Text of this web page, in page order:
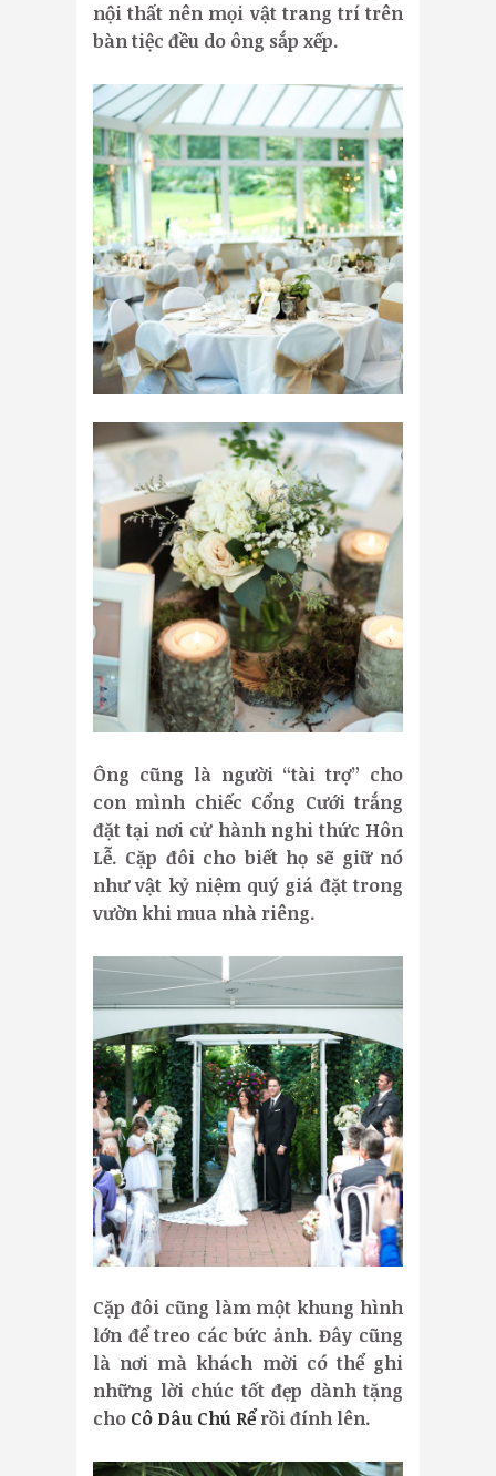
nội thất nên mọi vật trang trí trên
bàn tiệc đều do ông sắp xếp.
Ông cũng là người “tài trợ” cho
con mình chiếc Cổng Cưới trắng
đặt tại nơi cử hành nghi thức Hôn
Lễ. Cặp đôi cho biết họ sẽ giữ nó
như vật kỷ niệm quý giá đặt trong
vườn khi mua nhà riêng.
Cặp đôi cũng làm một khung hình
lớn để treo các bức ảnh. Đây cũng
là nơi mà khách mời có thể ghi
những lời chúc tốt đẹp dành tặng
cho Cô Dâu Chú Rểrồi đính lên.